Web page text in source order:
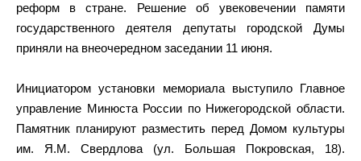
реформ в стране. Решение об увековечении памяти
государственного деятеля депутаты городской Думы
приняли на внеочередном заседании 11 июня.
Инициатором установки мемориала выступило Главное
управление Минюста России по Нижегородской области.
Памятник планируют разместить перед Домом культуры
им. Я.М. Свердлова (ул. Большая Покровская, 18).